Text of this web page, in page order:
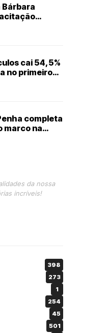
Bárbara
economia
cai 54,5%
no primeiro
completa
marco na
mas
da nossa
incríveis!
398
273
1
254
45
501